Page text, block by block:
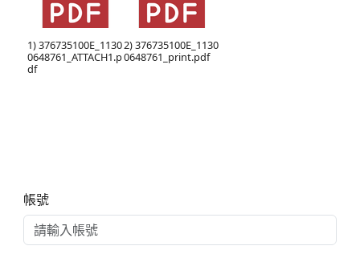
1) 376735100E_1130
0648761_ATTACH1.p
df
2) 376735100E_1130
0648761_print.pdf
帳號